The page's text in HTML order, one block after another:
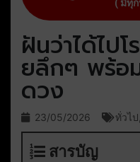
( มีทุ
ฝันว่าได้ไปโ
ยลึกๆ พร้อ
ดวง
23/05/2026 ทั่วไป
สารบัญ